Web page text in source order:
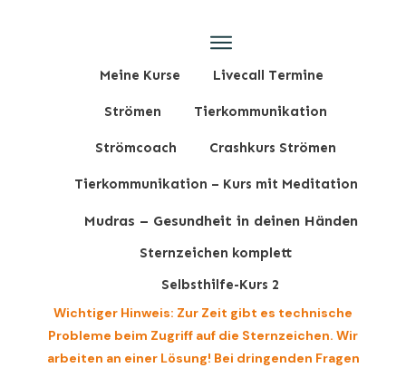
Meine Kurse Livecall Termine
Strömen Tierkommunikation
Strömcoach Crashkurs Strömen
Tierkommunikation – Kurs mit Meditation
Mudras – Gesundheit in deinen Händen
Sternzeichen komplett
Selbsthilfe-Kurs 2
Wichtiger Hinweis: Zur Zeit gibt es technische
Probleme beim Zugriff auf die Sternzeichen. Wir
arbeiten an einer Lösung! Bei dringenden Fragen